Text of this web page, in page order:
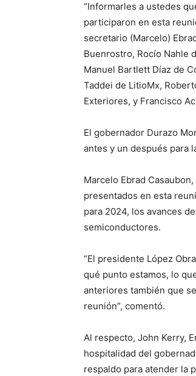
“Informarles a ustedes
participaron en esta
secretario (Marcelo)
Buenrostro, Rocío Nahle
Manuel Bartlett Díaz de
Taddei de LitioMx,
Exteriores, y Francisco
El gobernador Durazo
antes y un después para
Marcelo Ebrad
presentados en esta
para 2024, los avances
semiconductores.
“El presidente López
qué punto estamos, lo
anteriores también que
reunión”, comentó.
Al respecto, John Kerry,
hospitalidad del
respaldo para atender la